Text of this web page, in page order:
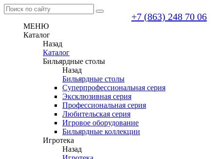
+7 (863) 248 70 06
МЕНЮ
Каталог
Назад
Каталог
Бильярдные столы
Назад
Бильярдные столы
Суперпрофессиональная серия
Эксклюзивная серия
Профессиональная серия
Любительская серия
Игровое оборудование
Бильярдные коллекции
Игротека
Назад